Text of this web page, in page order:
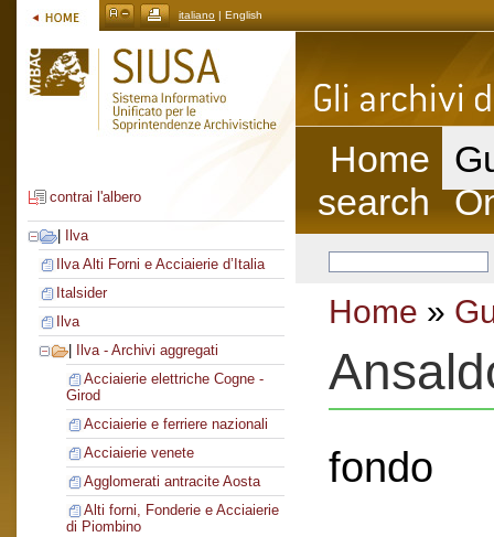
italiano | English
contrai l'albero
Ilva
Ilva Alti Forni e Acciaierie d’Italia
Italsider
Ilva
Ilva - Archivi aggregati
Acciaierie elettriche Cogne -
Girod
Acciaierie e ferriere nazionali
Acciaierie venete
Agglomerati antracite Aosta
Alti forni, Fonderie e Acciaierie
di Piombino
Home
search
Home »
fondo